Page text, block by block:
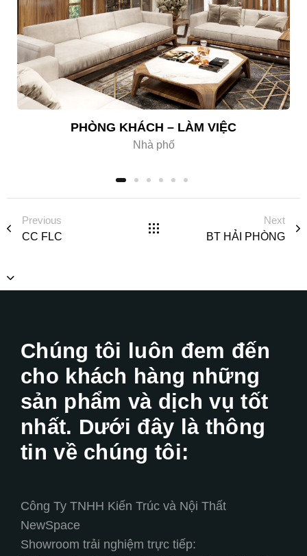
PHÒNG KHÁCH – LÀM VIỆC
Nhà phố
Previous
CC FLC
Next
BT HẢI PHÒNG
Chúng tôi luôn đem đến
cho khách hàng những
sản phẩm và dịch vụ tốt
nhất. Dưới đây là thông
tin về chúng tôi:
Công Ty TNHH Kiến Trúc và Nội Thất
NewSpace
Showroom trải nghiệm trực tiếp: